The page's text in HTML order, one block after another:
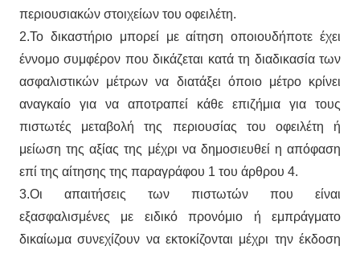
περιουσιακών στοιχείων του οφειλέτη.
2.Το δικαστήριο μπορεί με αίτηση οποιουδήποτε έχει
έννομο συμφέρον που δικάζεται κατά τη διαδικασία των
ασφαλιστικών μέτρων να διατάξει όποιο μέτρο κρίνει
αναγκαίο για να αποτραπεί κάθε επιζήμια για τους
πιστωτές μεταβολή της περιουσίας του οφειλέτη ή
μείωση της αξίας της μέχρι να δημοσιευθεί η απόφαση
επί της αίτησης της παραγράφου 1 του άρθρου 4.
3.Οι απαιτήσεις των πιστωτών που είναι
εξασφαλισμένες με ειδικό προνόμιο ή εμπράγματο
δικαίωμα συνεχίζουν να εκτοκίζονται μέχρι την έκδοση